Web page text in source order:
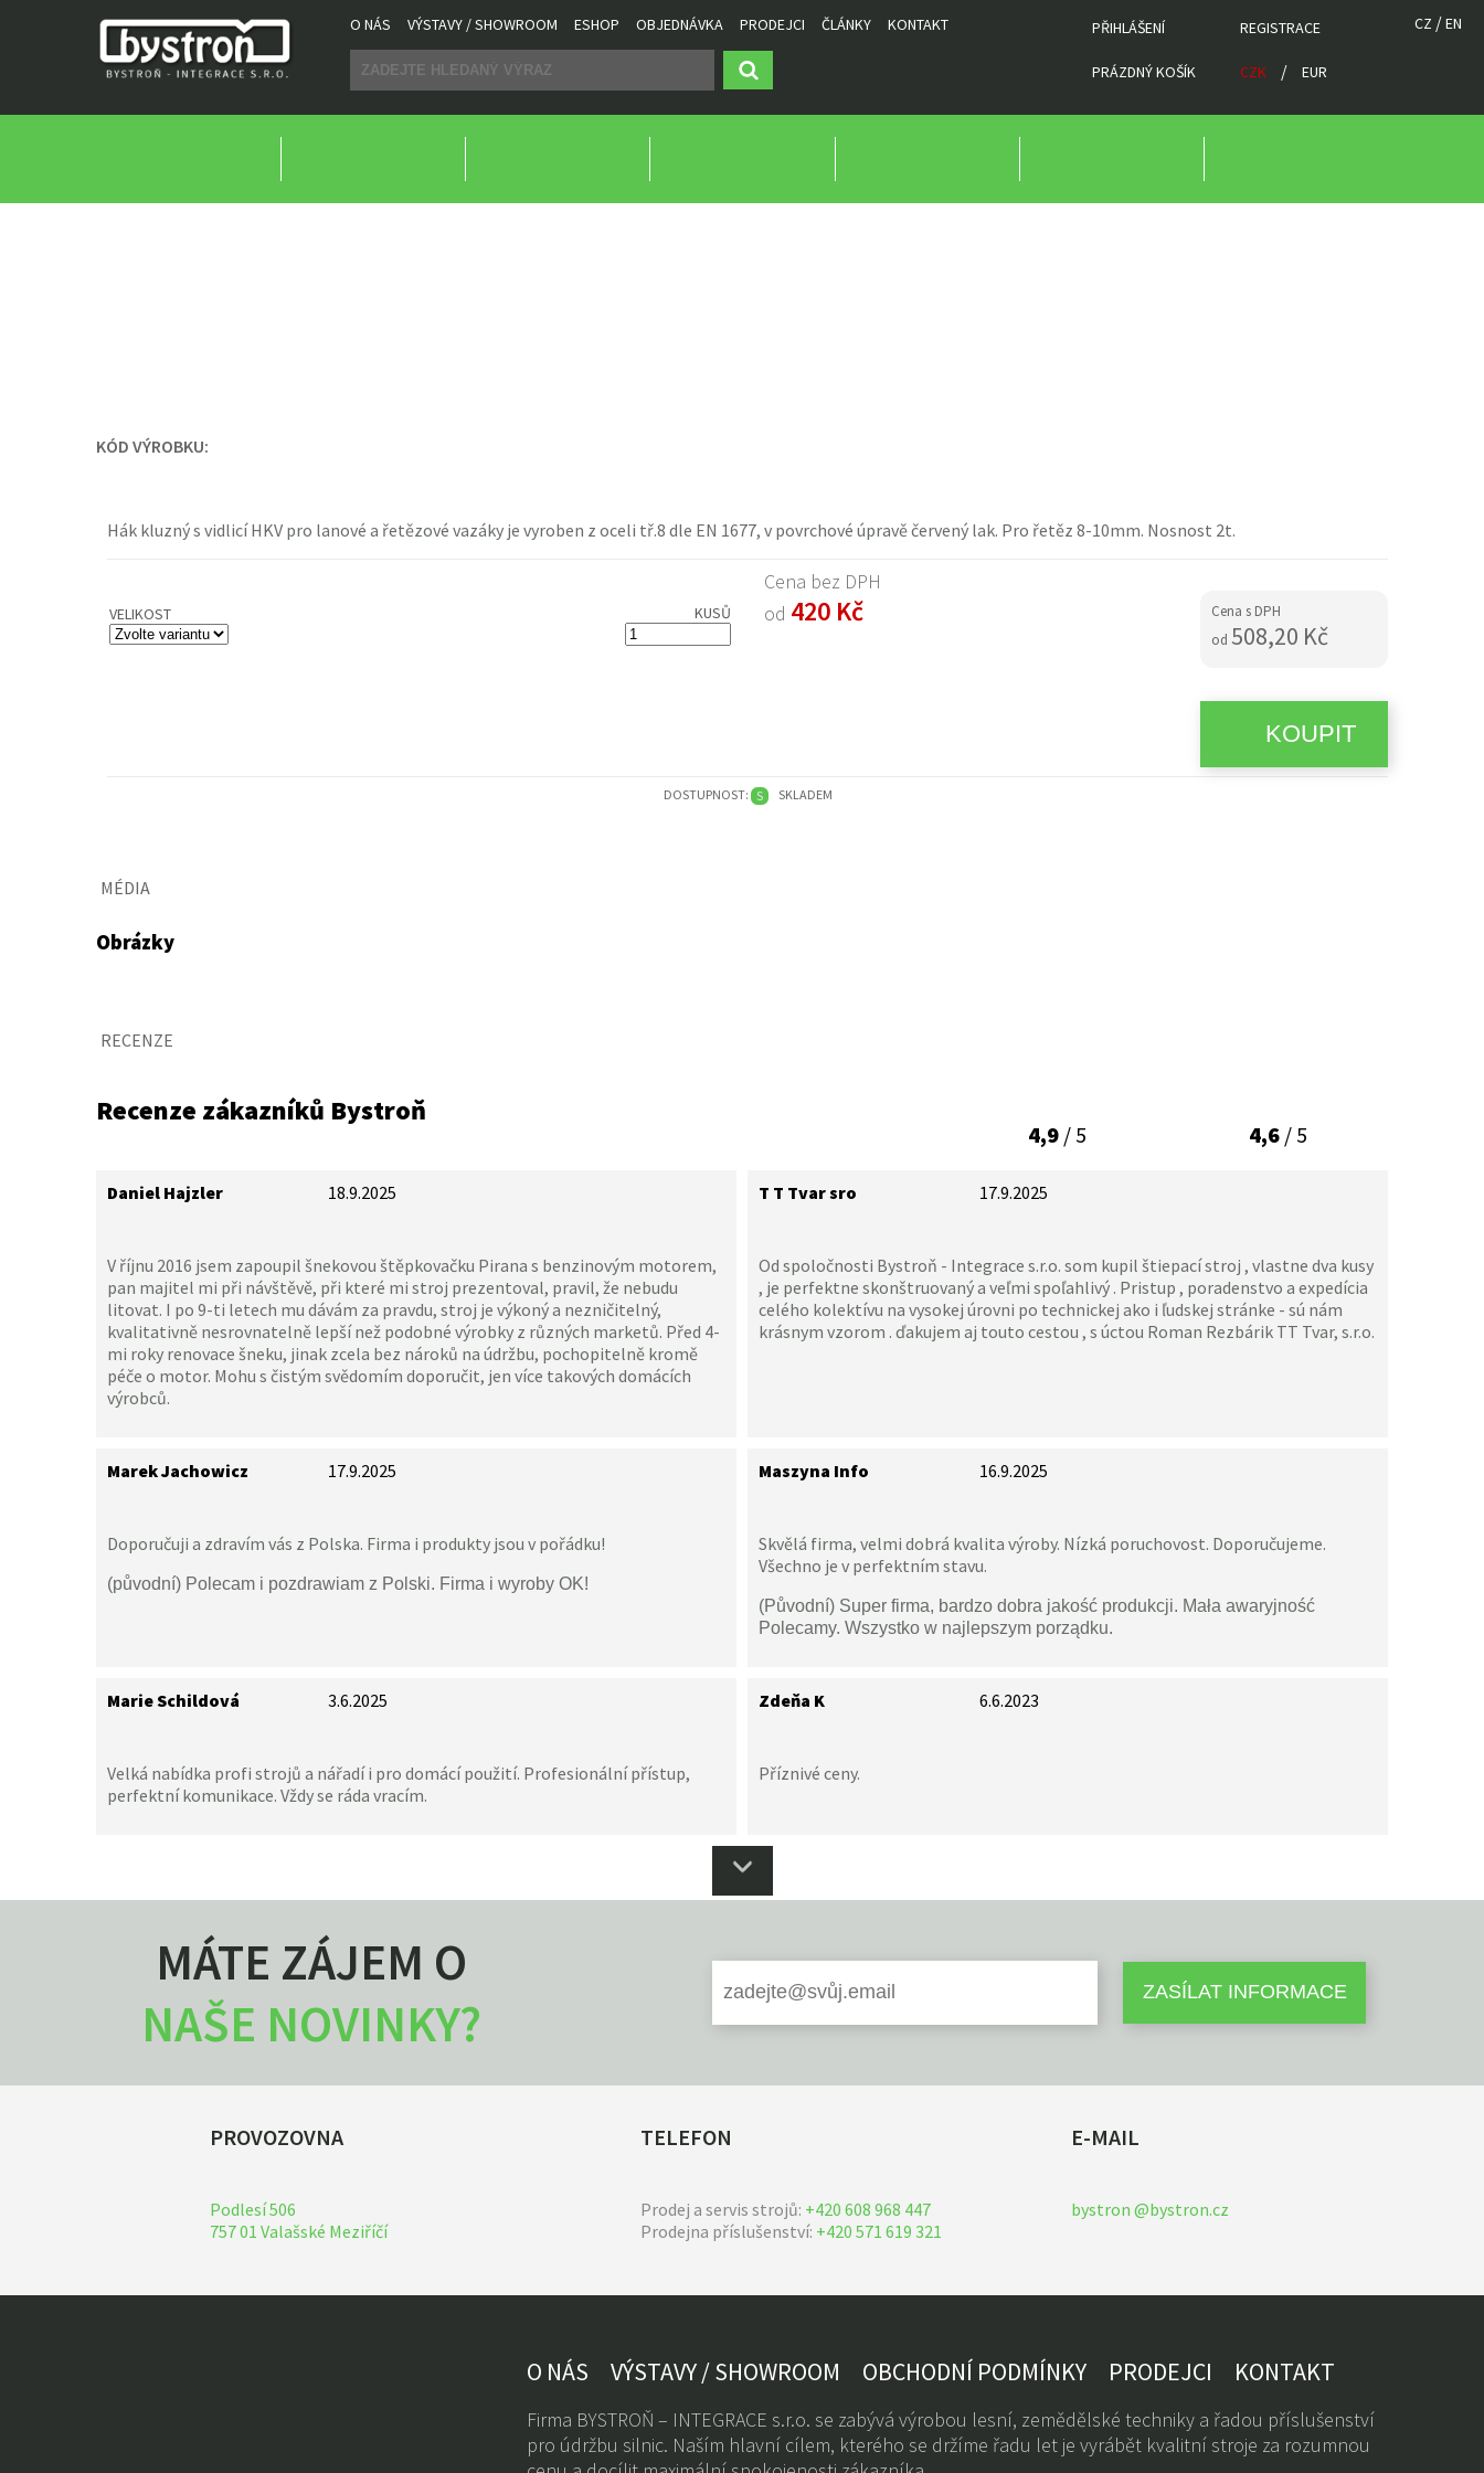
O NÁS VÝSTAVY / SHOWROOM ESHOP OBJEDNÁVKA PRODEJCI ČLÁNKY KONTAKT PŘIHLÁŠENÍ REGISTRACE
PRÁZDNÝ KOŠÍK CZK / EUR
CZ /EN
KÓD VÝROBKU:
Hák kluzný s vidlicí HKV pro lanové a řetězové vazáky je vyroben z oceli tř.8 dle EN 1677, v povrchové úpravě červený lak. Pro řetěz 8-10mm. Nosnost 2t.
VELIKOST KUSŮ
Cena bez DPH
od 420 Kč
Cena s DPH
od 508,20 Kč
DOSTUPNOST: S SKLADEM
MÉDIA
Obrázky
RECENZE
Recenze zákazníků Bystroň
4,9/ 5 4,6/ 5
Daniel Hajzler 18.9.2025
V říjnu 2016 jsem zapoupil šnekovou štěpkovačku Pirana s benzinovým motorem,
pan majitel mi při návštěvě, při které mi stroj prezentoval, pravil, že nebudu
litovat. I po 9-ti letech mu dávám za pravdu, stroj je výkoný a nezničitelný,
kvalitativně nesrovnatelně lepší než podobné výrobky z různých marketů. Před 4-
mi roky renovace šneku, jinak zcela bez nároků na údržbu, pochopitelně kromě
péče o motor. Mohu s čistým svědomím doporučit, jen více takových domácích
výrobců.
T T Tvar sro 17.9.2025
Od spoločnosti Bystroň - Integrace s.r.o. som kupil štiepací stroj , vlastne dva kusy
, je perfektne skonštruovaný a veľmi spoľahlivý . Pristup , poradenstvo a expedícia
celého kolektívu na vysokej úrovni po technickej ako i ľudskej stránke - sú nám
krásnym vzorom . ďakujem aj touto cestou , s úctou Roman Rezbárik TT Tvar, s.r.o.
Marek Jachowicz 17.9.2025
Doporučuji a zdravím vás z Polska. Firma i produkty jsou v pořádku!
(původní) Polecam i pozdrawiam z Polski. Firma i wyroby OK!
Maszyna Info 16.9.2025
Skvělá firma, velmi dobrá kvalita výroby. Nízká poruchovost. Doporučujeme.
Všechno je v perfektním stavu.
(Původní) Super firma, bardzo dobra jakość produkcji. Mała awaryjność
Polecamy. Wszystko w najlepszym porządku.
Marie Schildová 3.6.2025
Velká nabídka profi strojů a nářadí i pro domácí použití. Profesionální přístup,
perfektní komunikace. Vždy se ráda vracím.
Zdeňa K 6.6.2023
Příznivé ceny.
MÁTE ZÁJEM O
NAŠE NOVINKY?
PROVOZOVNA
Podlesí 506
757 01 Valašské Meziříčí
TELEFON
Prodej a servis strojů: +420 608 968 447
Prodejna příslušenství: +420 571 619 321
E-MAIL
bystron @bystron.cz
O NÁS VÝSTAVY / SHOWROOM OBCHODNÍ PODMÍNKY PRODEJCI KONTAKT
Firma BYSTROŇ – INTEGRACE s.r.o. se zabývá výrobou lesní, zemědělské techniky a řadou příslušenství
pro údržbu silnic. Naším hlavní cílem, kterého se držíme řadu let je vyrábět kvalitní stroje za rozumnou